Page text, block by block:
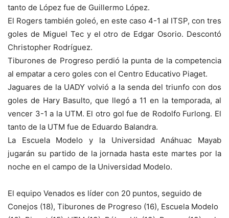
tanto de López fue de Guillermo López.
El Rogers también goleó, en este caso 4-1 al ITSP, con tres
goles de Miguel Tec y el otro de Edgar Osorio. Descontó
Christopher Rodríguez.
Tiburones de Progreso perdió la punta de la competencia
al empatar a cero goles con el Centro Educativo Piaget.
Jaguares de la UADY volvió a la senda del triunfo con dos
goles de Hary Basulto, que llegó a 11 en la temporada, al
vencer 3-1 a la UTM. El otro gol fue de Rodolfo Furlong. El
tanto de la UTM fue de Eduardo Balandra.
La Escuela Modelo y la Universidad Anáhuac Mayab
jugarán su partido de la jornada hasta este martes por la
noche en el campo de la Universidad Modelo.
El equipo Venados es líder con 20 puntos, seguido de
Conejos (18), Tiburones de Progreso (16), Escuela Modelo